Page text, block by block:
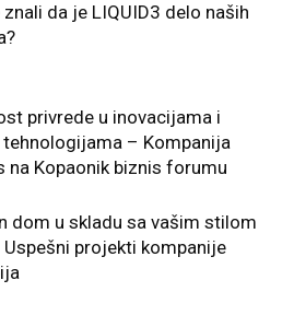
znali da je LIQUID3 delo naših
privrede u inovacijama i
tehnologijama – Kompanija
na Kopaonik biznis forumu
dom u skladu sa vašim stilom
projekti kompanije